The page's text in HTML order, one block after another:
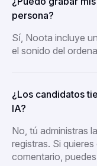
persona?
Sí, Noota incluye
el sonido del
¿Los candidatos
IA?
No, tú administras
registras. Si
comentario,